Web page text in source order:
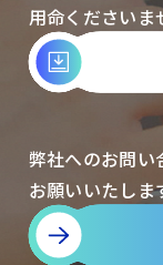
用命くださいま
弊社へのお問い
お願いいたしま